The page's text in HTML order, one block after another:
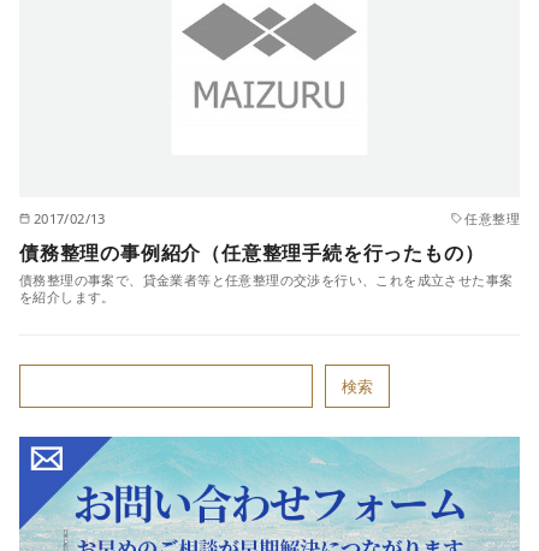
2017/02/13 任意整理
債務整理の事例紹介（任意整理手続を行ったもの）
債務整理の事案で、貸金業者等と任意整理の交渉を行い、これを成立させた事案
を紹介します。
検索